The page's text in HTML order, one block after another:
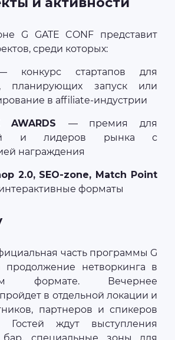
G GATE CONF представит
среди которых:
конкурс стартапов для
планирующих запуск или
в affiliate-индустрии
AWARDS — премия для
и лидеров рынка с
награждения
2.0, SEO-zone, Match Point
форматы
часть программы G
продолжение нетворкинга в
формате. Вечернее
в отдельной локации и
партнеров и спикеров
Гостей ждут выступления